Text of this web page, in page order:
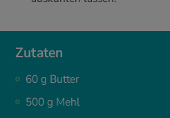
Zutaten
60 g Butter
500 g Mehl